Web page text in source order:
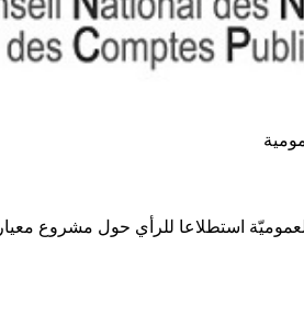
استطلاعا للرأي حول مشروع معيار